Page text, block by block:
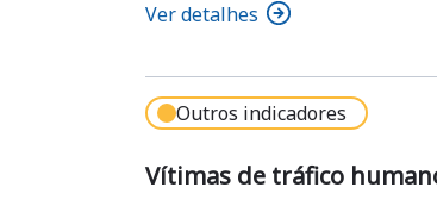
Ver detalhes
Outros indicadores
Vítimas de tráfico